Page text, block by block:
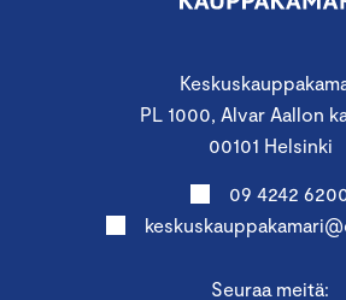
PL 1000, Alvar Aallon
00101 Helsinki
09 4242
Seuraa meitä: